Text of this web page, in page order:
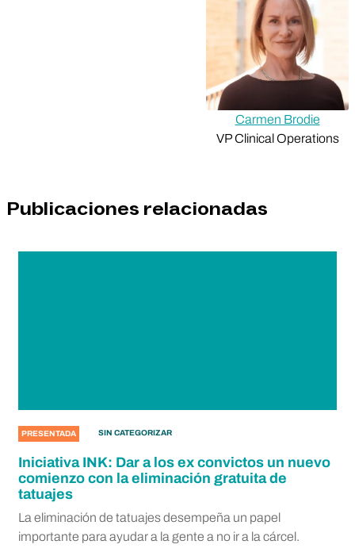
Carmen Brodie
VP Clinical Operations
Publicaciones relacionadas
PRESENTADA SIN CATEGORIZAR
Iniciativa INK: Dar a los ex convictos un nuevo
comienzo con la eliminación gratuita de
tatuajes
La eliminación de tatuajes desempeña un papel
importante para ayudar a la gente a no ir a la cárcel.